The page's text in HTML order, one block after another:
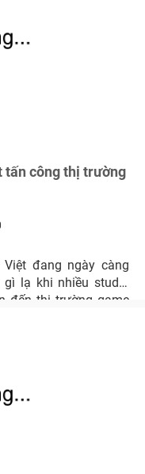
tấn công thị trường
đang ngày càng
gì lạ khi nhiều studio
đến thị trường game